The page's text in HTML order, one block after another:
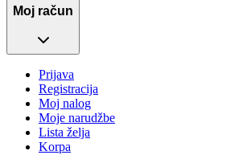
Moj račun
Prijava
Registracija
Moj nalog
Moje narudžbe
Lista želja
Korpa